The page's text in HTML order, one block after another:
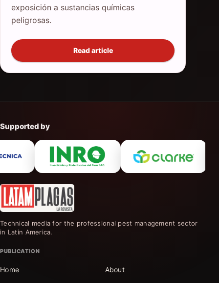
exposición a sustancias químicas
peligrosas.
Read article
Supported by
Technical media for the professional pest management sector
in Latin America.
PUBLICATION
Home About